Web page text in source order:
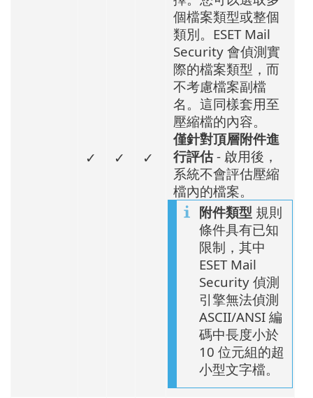
✓ ✓ ✓
個檔案類型或整個
類別。ESET Mail
Security 會偵測實
際的檔案類型，而
不考慮檔案副檔
名。這同樣套用至
壓縮檔的內容。
僅針對頂層附件進
行評估- 啟用後，
系統不會評估壓縮
檔內的檔案。
附件類型 規則
條件具有已知
限制，其中
ESET Mail
Security 偵測
引擎無法偵測
ASCII/ANSI 編
碼中長度小於
10 位元組的超
小型文字檔。